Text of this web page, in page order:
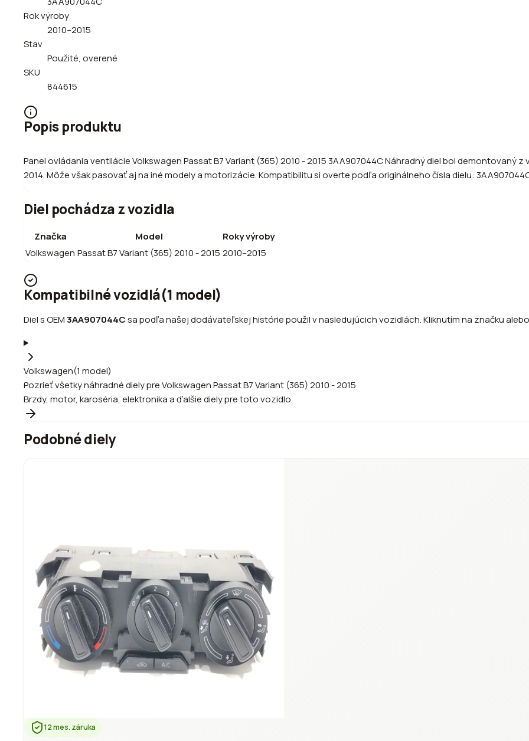
Rok výroby
2010–2015
Stav
Použité, overené
SKU
844615
Popis produktu
Panel ovládania ventilácie Volkswagen Passat B7 Variant (365) 2010 - 2015 3AA907044C Náhradný diel bol demontovaný z
2014. Môže však pasovať aj na iné modely a motorizácie. Kompatibilitu si overte podľa originálneho čísla dielu:
Diel pochádza z vozidla
Značka Model
Roky výroby
Volkswagen Passat B7 Variant (365) 2010 - 2015 2010–2015
Kompatibilné vozidlá(1 model)
Diel s OEM3AA907044Csa podľa našej dodávateľskej histórie použil v nasledujúcich vozidlách. Kliknutím na značku
Volkswagen(1 model)
Pozrieť všetky náhradné diely preVolkswagenPassat B7 Variant (365) 2010 - 2015
Brzdy, motor, karoséria, elektronika a ďalšie diely pre toto vozidlo.
Podobné diely
12 mes. záruka